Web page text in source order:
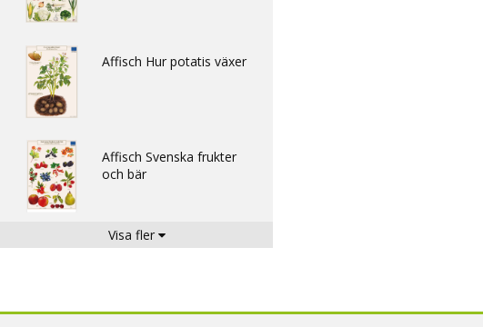
Affisch Hur potatis växer
Affisch Svenska frukter
och bär
Affisch Hage till mage
Visa fler